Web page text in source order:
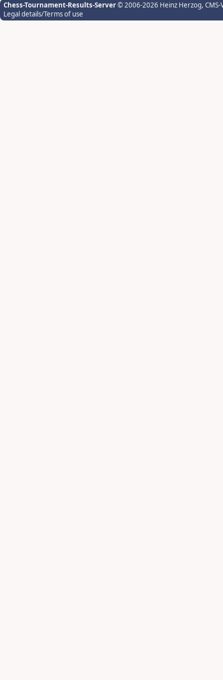
Chess-Tournament-Results-Server© 2006-2026 Heinz Herzog,
Legal details/Terms of use